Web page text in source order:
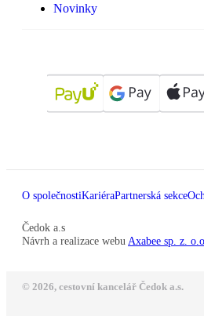
Novinky
O společnostiKariéraPartnerská sekce
Čedok a.s
Návrh a realizace webu Axabee sp. z. o.o.
© 2026, cestovní kancelář Čedok a.s.